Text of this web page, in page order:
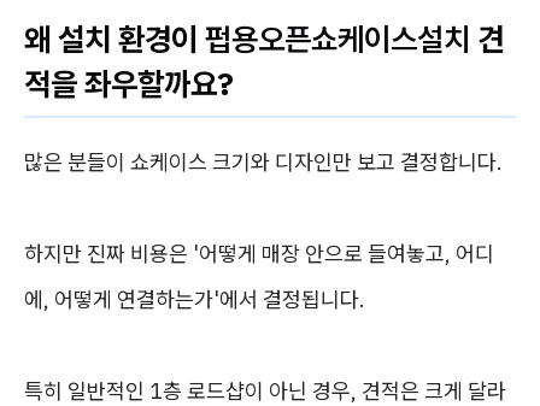
왜 설치 환경이 펍용오픈쇼케이스설치 견
적을 좌우할까요?
많은 분들이 쇼케이스 크기와 디자인만 보고 결정합니다.
하지만 진짜 비용은 '어떻게 매장 안으로 들여놓고, 어디
에, 어떻게 연결하는가'에서 결정됩니다.
특히 일반적인 1층 로드샵이 아닌 경우, 견적은 크게 달라